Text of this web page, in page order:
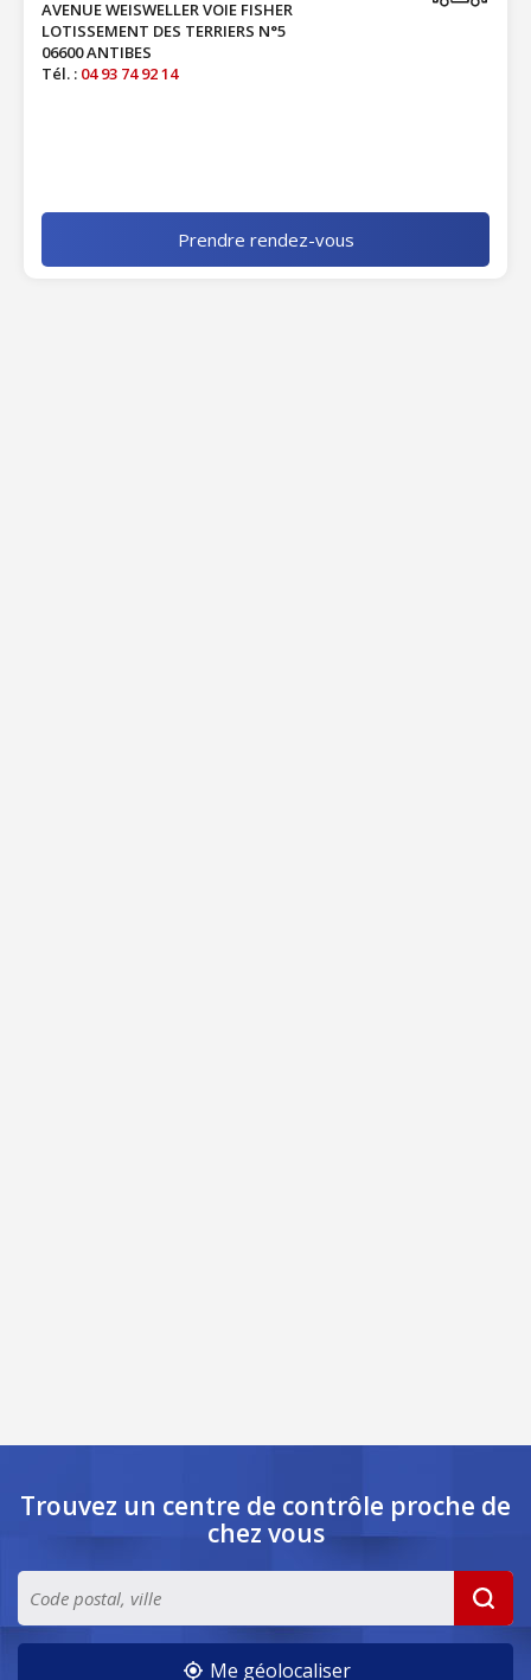
AVENUE WEISWELLER VOIE FISHER
LOTISSEMENT DES TERRIERS N°5
06600 ANTIBES
Tél. : 04 93 74 92 14
Prendre rendez-vous
Trouvez un centre de contrôle proche de
chez vous
Me géolocaliser